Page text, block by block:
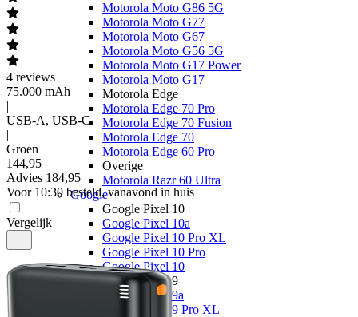
Motorola Moto G86 5G
Motorola Moto G77
Motorola Moto G67
Motorola Moto G56 5G
Motorola Moto G17 Power
Motorola Moto G17
Motorola Edge
Motorola Edge 70 Pro
Motorola Edge 70 Fusion
Motorola Edge 70
Motorola Edge 60 Pro
Overige
Motorola Razr 60 Ultra
Google
Google Pixel 10
Google Pixel 10a
Google Pixel 10 Pro XL
Google Pixel 10 Pro
Google Pixel 10
Google Pixel 9
Google Pixel 9a
Google Pixel 9 Pro XL
4 reviews
75.000 mAh
|
USB-A, USB-C
|
Groen
144,95
Advies 184,95
Voor 10:30 besteld, vanavond in huis
Vergelijk